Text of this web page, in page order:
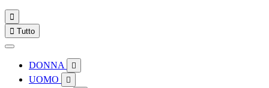

 Tutto
DONNA 
UOMO 